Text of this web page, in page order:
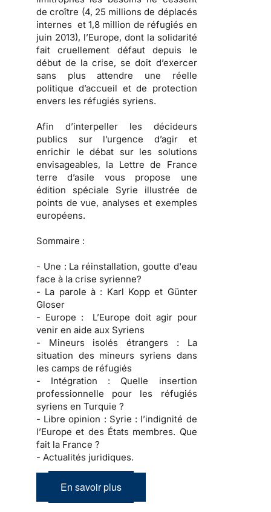
de croître (4, 25 millions de déplacés
internes et 1,8 million de réfugiés en
juin 2013), l’Europe, dont la solidarité
fait cruellement défaut depuis le
début de la crise, se doit d’exercer
sans plus attendre une réelle
politique d’accueil et de protection
envers les réfugiés syriens.
Afin d’interpeller les décideurs
publics sur l’urgence d’agir et
enrichir le débat sur les solutions
envisageables, la Lettre de France
terre d’asile vous propose une
édition spéciale Syrie illustrée de
points de vue, analyses et exemples
européens.
Sommaire :
- Une : La réinstallation, goutte d'eau
face à la crise syrienne?
- La parole à : Karl Kopp et Günter
Gloser
- Europe : L’Europe doit agir pour
venir en aide aux Syriens
- Mineurs isolés étrangers : La
situation des mineurs syriens dans
les camps de réfugiés
- Intégration : Quelle insertion
professionnelle pour les réfugiés
syriens en Turquie ?
- Libre opinion : Syrie : l’indignité de
l’Europe et des États membres. Que
fait la France ?
- Actualités juridiques.
En savoir plus